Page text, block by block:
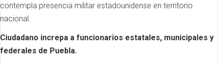
contempla presencia militar estadounidense en territorio
nacional.
Ciudadano increpa a funcionarios estatales, municipales y
federales de Puebla.